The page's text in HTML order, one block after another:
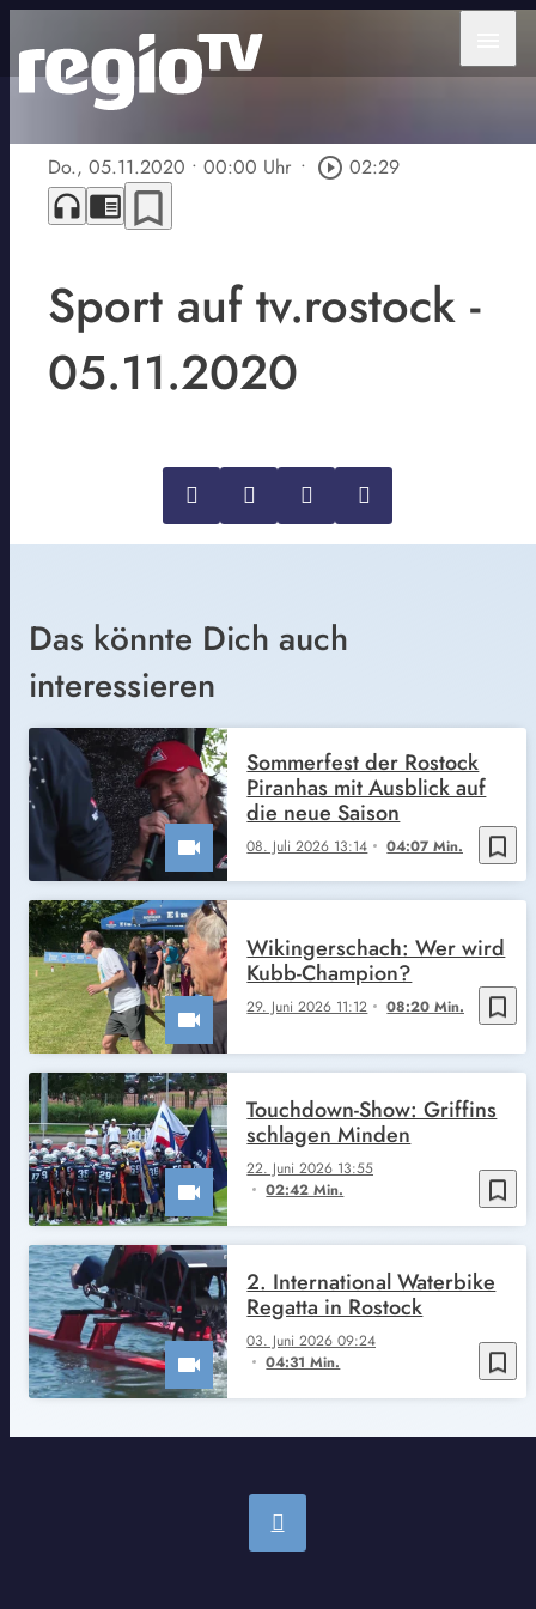
Do., 05.11.2020 • 00:00 Uhr • play_circle_outline 02:29
headphones chrome_reader_mode bookmark_border
Sport auf tv.rostock -
05.11.2020
Das könnte Dich auch
interessieren
bookmark_border
08. Juli 2026 13:14 04:07 Min.
Sommerfest der Rostock
Piranhas mit Ausblick auf
die neue Saison
bookmark_border
29. Juni 2026 11:12 08:20 Min.
Wikingerschach: Wer wird
Kubb-Champion?
bookmark_border
22. Juni 2026 13:55
02:42 Min.
Touchdown-Show: Griffins
schlagen Minden
bookmark_border
03. Juni 2026 09:24
04:31 Min.
2. International Waterbike
Regatta in Rostock